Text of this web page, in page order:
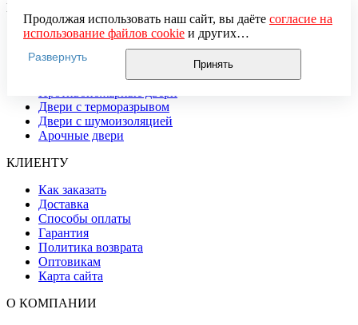
КАТАЛОГ
Распродажа
Двери в квартиру
Двери в частный дом
Тамбурные двери
Двери с терморазрывом
Двери с шумоизоляцией
Арочные двери
КЛИЕНТУ
Как заказать
Доставка
Способы оплаты
Гарантия
Политика возврата
Оптовикам
Карта сайта
О КОМПАНИИ
Продолжая использовать наш сайт, вы даёте согласие на
использование файлов cookieи других
пользовательских данных (включая IP-адрес, сведения о
местоположении, устройстве, действиях на сайте и т. п.)
для функционирования сайта, проведения
использования систем аналитики (например,
Яндекс.Метрика), в соответствии с нашей
обработки персональных данных.
настройте ограничения в браузере или покиньте сайт.
Развернуть
Принять